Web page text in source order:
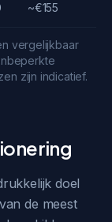
~€155
vergelijkbaar
zijn indicatief.
doel
de meest